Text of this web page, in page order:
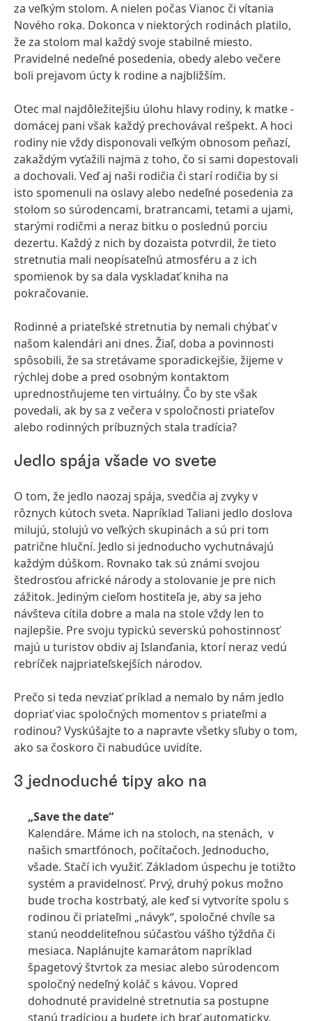
za veľkým stolom. A nielen počas Vianoc či vítania
Nového roka. Dokonca v niektorých rodinách platilo,
že za stolom mal každý svoje stabilné miesto.
Pravidelné nedeľné posedenia, obedy alebo večere
boli prejavom úcty k rodine a najbližším.
Otec mal najdôležitejšiu úlohu hlavy rodiny, k matke -
domácej pani však každý prechovával rešpekt. A hoci
rodiny nie vždy disponovali veľkým obnosom peňazí,
zakaždým vyťažili najmä z toho, čo si sami dopestovali
a dochovali. Veď aj naši rodičia či starí rodičia by si
isto spomenuli na oslavy alebo nedeľné posedenia za
stolom so súrodencami, bratrancami, tetami a ujami,
starými rodičmi a neraz bitku o poslednú porciu
dezertu. Každý z nich by dozaista potvrdil, že tieto
stretnutia mali neopísateľnú atmosféru a z ich
spomienok by sa dala vyskladať kniha na
pokračovanie.
Rodinné a priateľské stretnutia by nemali chýbať v
našom kalendári ani dnes. Žiaľ, doba a povinnosti
spôsobili, že sa stretávame sporadickejšie, žijeme v
rýchlej dobe a pred osobným kontaktom
uprednostňujeme ten virtuálny. Čo by ste však
povedali, ak by sa z večera v spoločnosti priateľov
alebo rodinných príbuzných stala tradícia?
Jedlo spája všade vo svete
O tom, že jedlo naozaj spája, svedčia aj zvyky v
rôznych kútoch sveta. Napríklad Taliani jedlo doslova
milujú, stolujú vo veľkých skupinách a sú pri tom
patrične hluční. Jedlo si jednoducho vychutnávajú
každým dúškom. Rovnako tak sú známi svojou
štedrosťou africké národy a stolovanie je pre nich
zážitok. Jediným cieľom hostiteľa je, aby sa jeho
návšteva cítila dobre a mala na stole vždy len to
najlepšie. Pre svoju typickú severskú pohostinnosť
majú u turistov obdiv aj Islanďania, ktorí neraz vedú
rebríček najpriateľskejších národov.
Prečo si teda nevziať príklad a nemalo by nám jedlo
dopriať viac spoločných momentov s priateľmi a
rodinou? Vyskúšajte to a napravte všetky sľuby o tom,
ako sa čoskoro či nabudúce uvidíte.
3 jednoduché tipy ako na
„Save the date“
Kalendáre. Máme ich na stoloch, na stenách, v
našich smartfónoch, počítačoch. Jednoducho,
všade. Stačí ich využiť. Základom úspechu je totižto
systém a pravidelnosť. Prvý, druhý pokus možno
bude trocha kostrbatý, ale keď si vytvoríte spolu s
rodinou či priateľmi „návyk“, spoločné chvíle sa
stanú neoddeliteľnou súčasťou vášho týždňa či
mesiaca. Naplánujte kamarátom napríklad
špagetový štvrtok za mesiac alebo súrodencom
spoločný nedeľný koláč s kávou. Vopred
dohodnuté pravidelné stretnutia sa postupne
stanú tradíciou a budete ich brať automaticky.